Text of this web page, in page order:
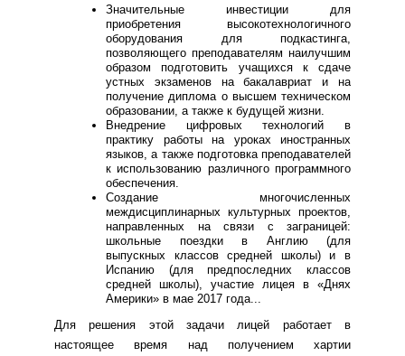
Значительные инвестиции для
приобретения высокотехнологичного
оборудования для подкастинга,
позволяющего преподавателям наилучшим
образом подготовить учащихся к сдаче
устных экзаменов на бакалавриат и на
получение диплома о высшем техническом
образовании, а также к будущей жизни.
Внедрение цифровых технологий в
практику работы на уроках иностранных
языков, а также подготовка преподавателей
к использованию различного программного
обеспечения.
Создание многочисленных
междисциплинарных культурных проектов,
направленных на связи с заграницей:
школьные поездки в Англию (для
выпускных классов средней школы) и в
Испанию (для предпоследних классов
средней школы), участие лицея в «Днях
Америки» в мае 2017 года...
Для решения этой задачи лицей работает в
настоящее время над получением хартии